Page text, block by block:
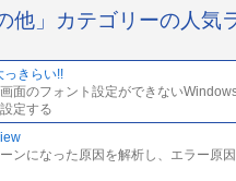
他」カテゴリーの人気
っきらい!!
面のフォント設定ができない
定する
ンになった原因を解析し、エラー原